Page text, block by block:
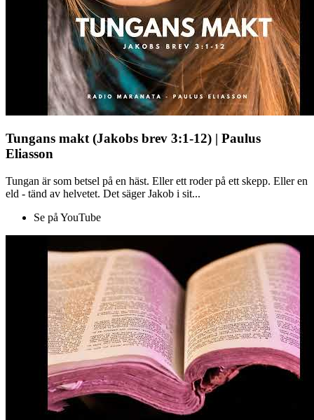
Tungans makt (Jakobs brev 3:1-12) | Paulus
Eliasson
Tungan är som betsel på en häst. Eller ett roder på ett skepp. Eller en
eld - tänd av helvetet. Det säger Jakob i sit...
Se på YouTube